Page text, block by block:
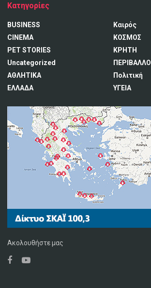
Κατηγορίες
BUSINESS
CINEMA
PET STORIES
Uncategorized
ΑΘΛΗΤΙΚΑ
ΕΛΛΑΔΑ
Καιρός
ΚΟΣΜΟΣ
ΚΡΗΤΗ
Πολιτική
ΥΓΕΙΑ
Ακολουθήστε μας